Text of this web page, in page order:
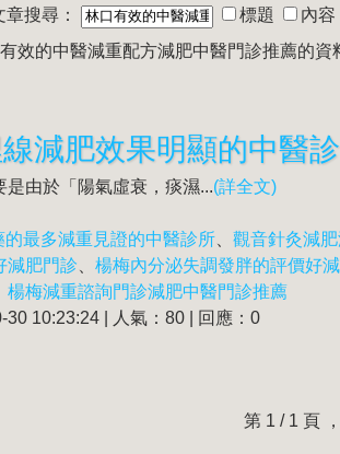
章搜尋： 標題
內容
效的中醫減重配方減肥中醫門診推薦的資
是由於「陽氣虛衰，痰濕...(詳全文)
的最多減重見證的中醫診所
觀音針灸減
減肥門診
楊梅內分泌失調發胖的評價好
楊梅減重諮詢門診減肥中醫門診推薦
30 10:23:24 | 人氣：80 | 回應：0
第 1 / 1